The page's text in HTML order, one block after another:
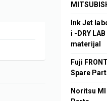
Ink Jet
i -DRY
materijal
Fuji
Spare
Noritsu